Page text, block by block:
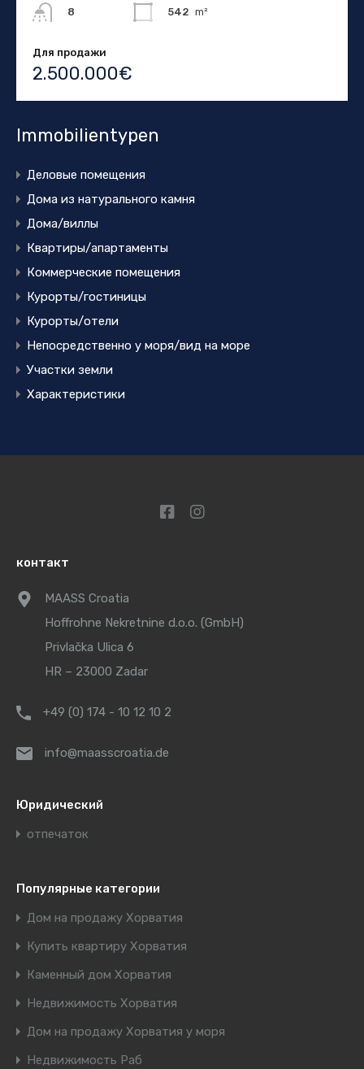
8
542 m²
Для продажи
2.500.000€
Immobilientypen
Деловые помещения
Дома из натурального камня
Дома/виллы
Квартиры/апартаменты
Коммерческие помещения
Курорты/гостиницы
Курорты/отели
Непосредственно у моря/вид на море
Участки земли
Характеристики
контакт
MAASS Croatia
Hoffrohne Nekretnine d.o.o. (GmbH)
Privlačka Ulica 6
HR – 23000 Zadar
+49 (0) 174 - 10 12 10 2
info@maasscroatia.de
Юридический
отпечаток
Популярные категории
Дом на продажу Хорватия
Купить квартиру Хорватия
Каменный дом Хорватия
Недвижимость Хорватия
Дом на продажу Хорватия у моря
Недвижимость Раб